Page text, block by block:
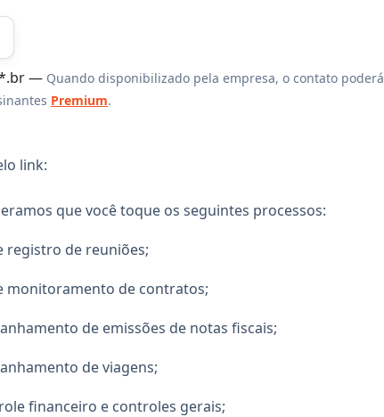
— Quando disponibilizado pela empresa, o contato poderá
Premium.
link:
que você toque os seguintes processos:
registro de reuniões;
monitoramento de contratos;
de emissões de notas fiscais;
de viagens;
financeiro e controles gerais;